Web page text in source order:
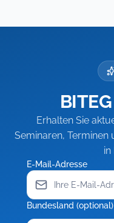
Erhalten Sie
Seminaren,
in
E-Mail-Adresse
Bundesland (optional)